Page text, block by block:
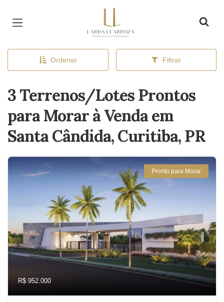
Ordenar Filtrar
3 Terrenos/Lotes Prontos
para Morar à Venda em
Santa Cândida, Curitiba, PR
Pronto para Morar
R$ 952.000